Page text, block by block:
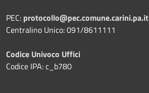
PEC: protocollo@pec.comune.carini.pa.it
Centralino Unico: 091/8611111
Codice Univoco Uffici
Codice IPA: c_b780